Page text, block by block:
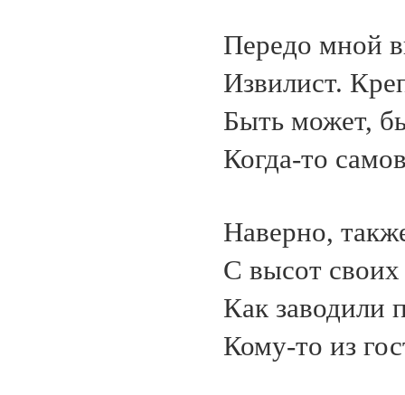
Передо мной
Извилист.
Быть может,
Когда-то
Наверно,
С высот своих
Как заводили
Кому-то из